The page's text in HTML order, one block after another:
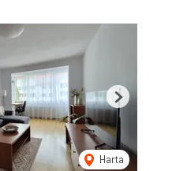
Harta
Next